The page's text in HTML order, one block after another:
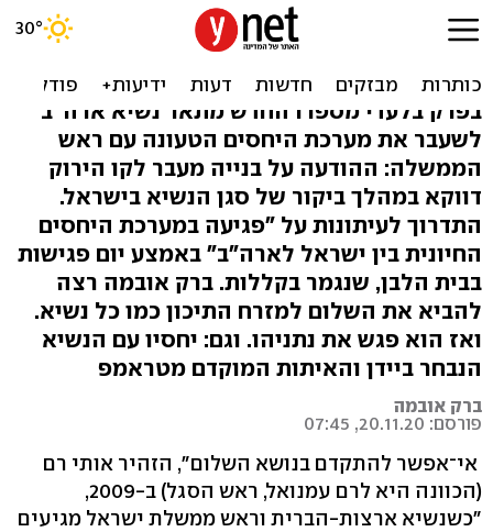
אובמה חושף הכול: מה באמת
קרה ביני ובין נתניהו
בפרק בלעדי מספרו החדש מתאר נשיא ארה"ב
לשעבר את מערכת היחסים הטעונה עם ראש
הממשלה: ההודעה על בנייה מעבר לקו הירוק
דווקא במהלך ביקור של סגן הנשיא בישראל.
התדרוך לעיתונות על "פגיעה במערכת היחסים
החיונית בין ישראל לארה"ב" באמצע יום פגישות
בבית הלבן, שנגמר בקללות. ברק אובמה רצה
להביא את השלום למזרח התיכון כמו כל נשיא.
ואז הוא פגש את נתניהו. וגם: יחסיו עם הנשיא
הנבחר ביידן והאיתות המוקדם מטראמפ
ברק אובמה
פורסם: 20.11.20, 07:45
אי־אפשר להתקדם בנושא השלום", הזהיר אותי רם
(הכוונה היא לרם עמנואל, ראש הסגל) ב-2009,
"כשנשיא ארצות-הברית וראש ממשלת ישראל מגיעים